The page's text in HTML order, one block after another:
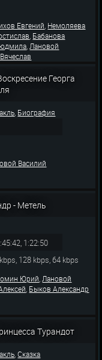
Евгений, Немоляева
, Бабанова
,Лановой
Георга
, Биография
Василий
- Метель
1:22:50
128 kbps, 64 kbps
Юрий Лановой
Быков Александр
Турандот
,Сказка